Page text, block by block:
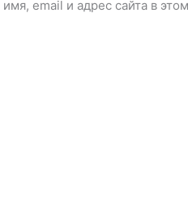
email и адрес сайта в